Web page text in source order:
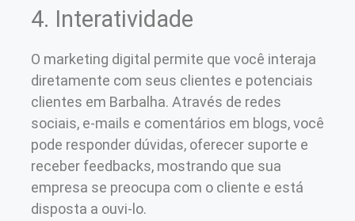
4. Interatividade
O marketing digital permite que você interaja
diretamente com seus clientes e potenciais
clientes em Barbalha. Através de redes
sociais, e-mails e comentários em blogs, você
pode responder dúvidas, oferecer suporte e
receber feedbacks, mostrando que sua
empresa se preocupa com o cliente e está
disposta a ouvi-lo.